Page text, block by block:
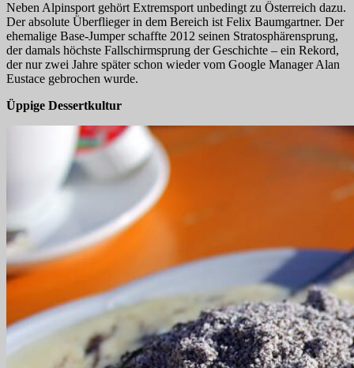
Neben Alpinsport gehört Extremsport unbedingt zu Österreich dazu.
Der absolute Überflieger in dem Bereich ist Felix Baumgartner. Der
ehemalige Base-Jumper schaffte 2012 seinen Stratosphärensprung,
der damals höchste Fallschirmsprung der Geschichte – ein Rekord,
der nur zwei Jahre später schon wieder vom Google Manager Alan
Eustace gebrochen wurde.
Üppige Dessertkultur